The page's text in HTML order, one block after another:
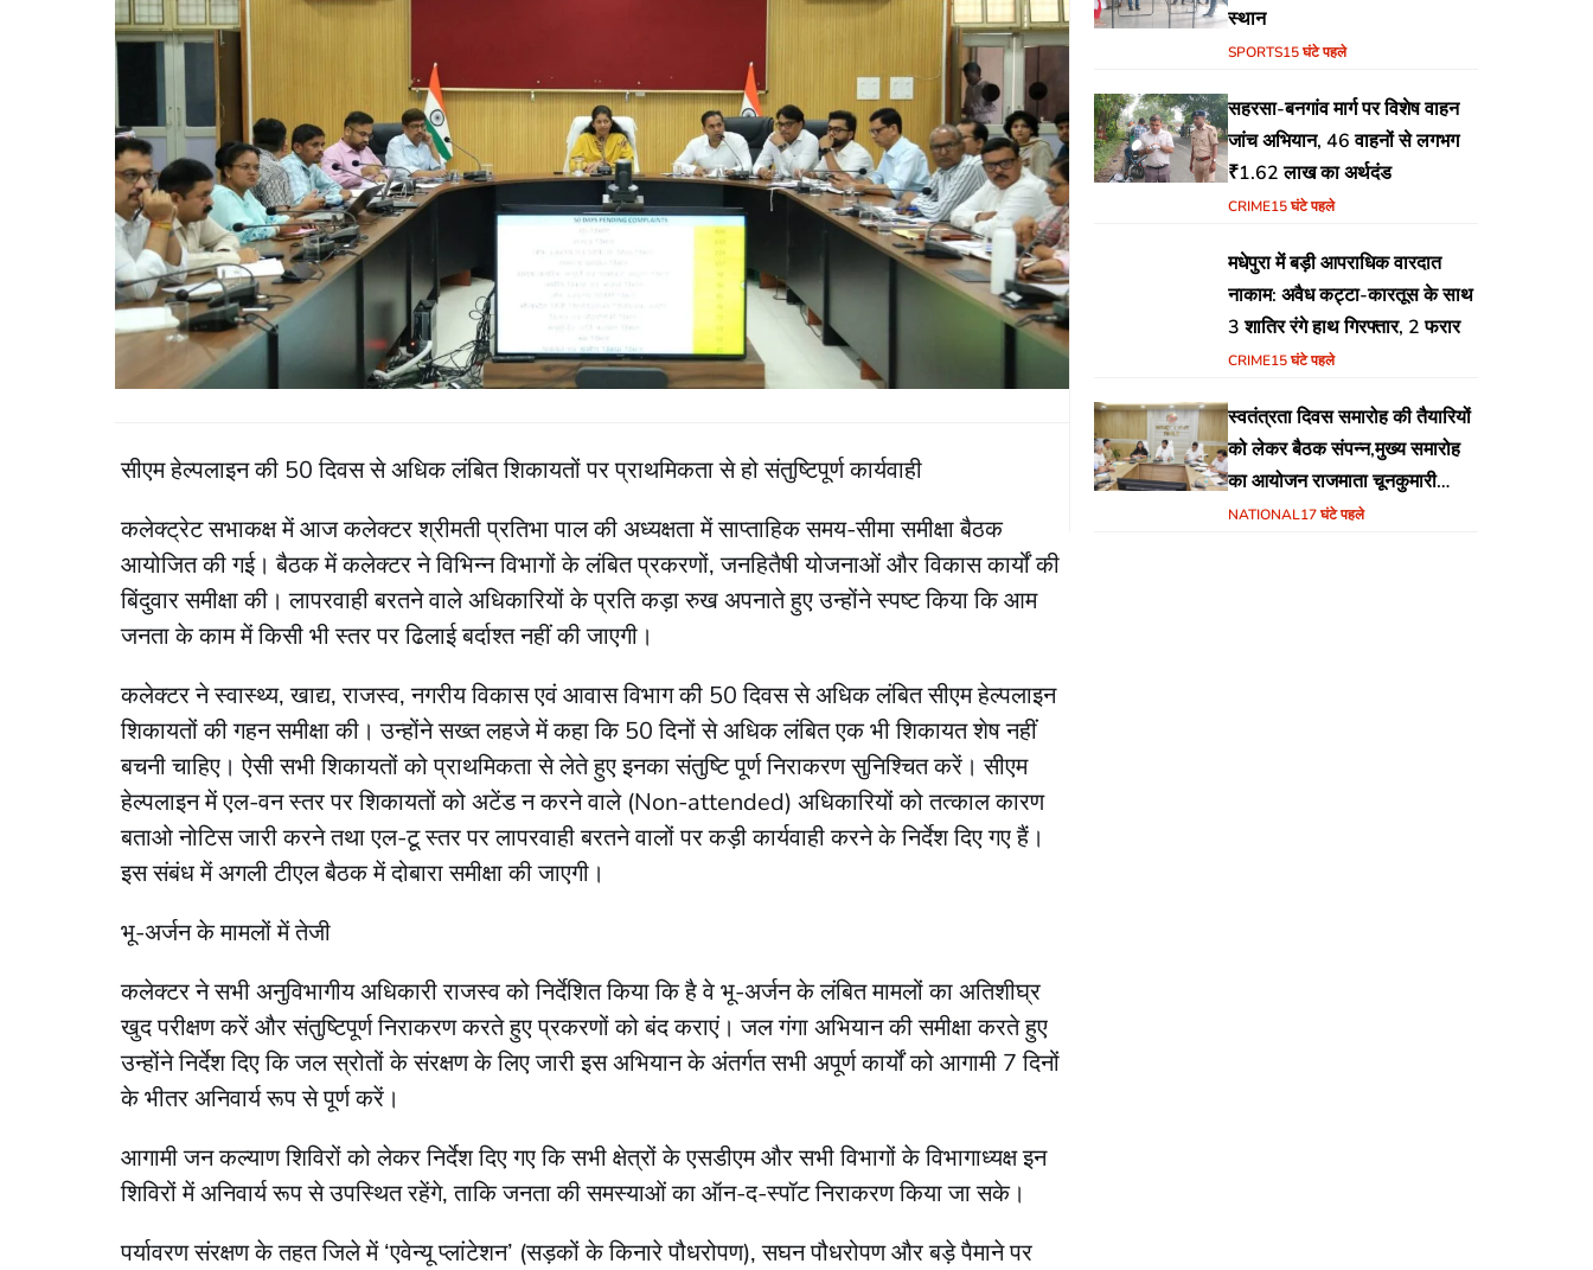
सीएम हेल्पलाइन की 50 दिवस से अधिक लंबित शिकायतों पर प्राथमिकता से हो संतुष्टिपूर्ण कार्यवाही
कलेक्ट्रेट सभाकक्ष में आज कलेक्टर श्रीमती प्रतिभा पाल की अध्यक्षता में साप्ताहिक समय-सीमा समीक्षा बैठक
आयोजित की गई। बैठक में कलेक्टर ने विभिन्न विभागों के लंबित प्रकरणों, जनहितैषी योजनाओं और विकास कार्यों की
बिंदुवार समीक्षा की। लापरवाही बरतने वाले अधिकारियों के प्रति कड़ा रुख अपनाते हुए उन्होंने स्पष्ट किया कि आम
जनता के काम में किसी भी स्तर पर ढिलाई बर्दाश्त नहीं की जाएगी।
कलेक्टर ने स्वास्थ्य, खाद्य, राजस्व, नगरीय विकास एवं आवास विभाग की 50 दिवस से अधिक लंबित सीएम हेल्पलाइन
शिकायतों की गहन समीक्षा की। उन्होंने सख्त लहजे में कहा कि 50 दिनों से अधिक लंबित एक भी शिकायत शेष नहीं
बचनी चाहिए। ऐसी सभी शिकायतों को प्राथमिकता से लेते हुए इनका संतुष्टि पूर्ण निराकरण सुनिश्चित करें। सीएम
हेल्पलाइन में एल-वन स्तर पर शिकायतों को अटेंड न करने वाले (Non-attended) अधिकारियों को तत्काल कारण
बताओ नोटिस जारी करने तथा एल-टू स्तर पर लापरवाही बरतने वालों पर कड़ी कार्यवाही करने के निर्देश दिए गए हैं।
इस संबंध में अगली टीएल बैठक में दोबारा समीक्षा की जाएगी।
भू-अर्जन के मामलों में तेजी
कलेक्टर ने सभी अनुविभागीय अधिकारी राजस्व को निर्देशित किया कि है वे भू-अर्जन के लंबित मामलों का अतिशीघ्र
खुद परीक्षण करें और संतुष्टिपूर्ण निराकरण करते हुए प्रकरणों को बंद कराएं। जल गंगा अभियान की समीक्षा करते हुए
उन्होंने निर्देश दिए कि जल स्रोतों के संरक्षण के लिए जारी इस अभियान के अंतर्गत सभी अपूर्ण कार्यों को आगामी 7 दिनों
के भीतर अनिवार्य रूप से पूर्ण करें।
आगामी जन कल्याण शिविरों को लेकर निर्देश दिए गए कि सभी क्षेत्रों के एसडीएम और सभी विभागों के विभागाध्यक्ष इन
शिविरों में अनिवार्य रूप से उपस्थित रहेंगे, ताकि जनता की समस्याओं का ऑन-द-स्पॉट निराकरण किया जा सके।
पर्यावरण संरक्षण के तहत जिले में ‘एवेन्यू प्लांटेशन’ (सड़कों के किनारे पौधरोपण), सघन पौधरोपण और बड़े पैमाने पर
स्थान
SPORTS15 घंटे पहले
सहरसा-बनगांव मार्ग पर विशेष वाहन
जांच अभियान, 46 वाहनों से लगभग
₹1.62 लाख का अर्थदंड
CRIME15 घंटे पहले
मधेपुरा में बड़ी आपराधिक वारदात
नाकाम: अवैध कट्टा-कारतूस के साथ
3 शातिर रंगे हाथ गिरफ्तार, 2 फरार
CRIME15 घंटे पहले
स्वतंत्रता दिवस समारोह की तैयारियों
को लेकर बैठक संपन्न,मुख्य समारोह
का आयोजन राजमाता चूनकुमारी
स्टेडियम बैढ़न में होगा
NATIONAL17 घंटे पहले